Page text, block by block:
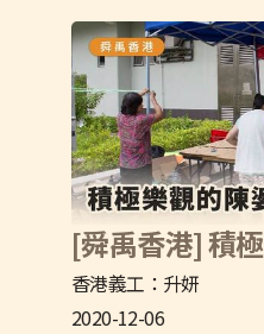
[舜禹香港] 積
香港義工：升妍
2020-12-06